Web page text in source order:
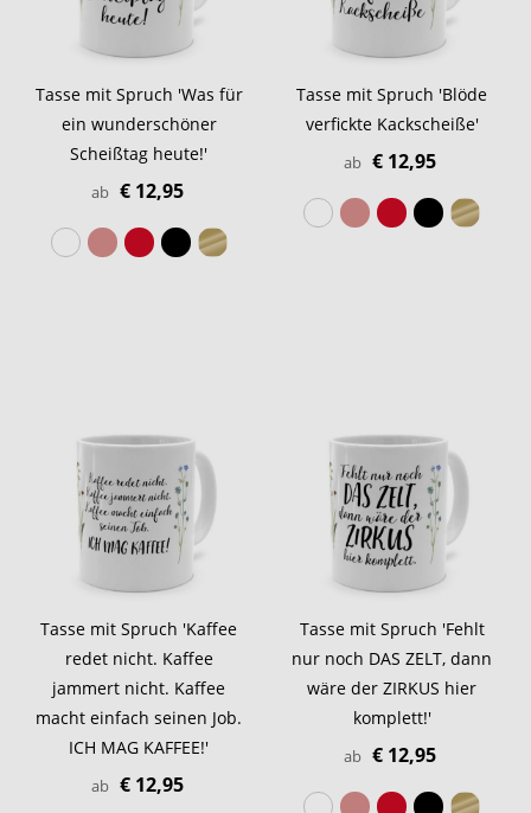
Tasse mit Spruch 'Was für
ein wunderschöner
Scheißtag heute!'
ab € 12,95
Tasse mit Spruch 'Blöde
verfickte Kackscheiße'
ab € 12,95
Tasse mit Spruch 'Kaffee
redet nicht. Kaffee
jammert nicht. Kaffee
macht einfach seinen Job.
ICH MAG KAFFEE!'
ab € 12,95
Tasse mit Spruch 'Fehlt
nur noch DAS ZELT, dann
wäre der ZIRKUS hier
komplett!'
ab € 12,95